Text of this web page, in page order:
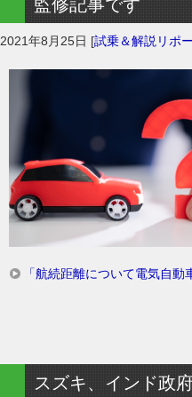
監修記事です
2021年8月25日 [試乗＆解説リポ
「航続距離について電気自
スズキ、インド政